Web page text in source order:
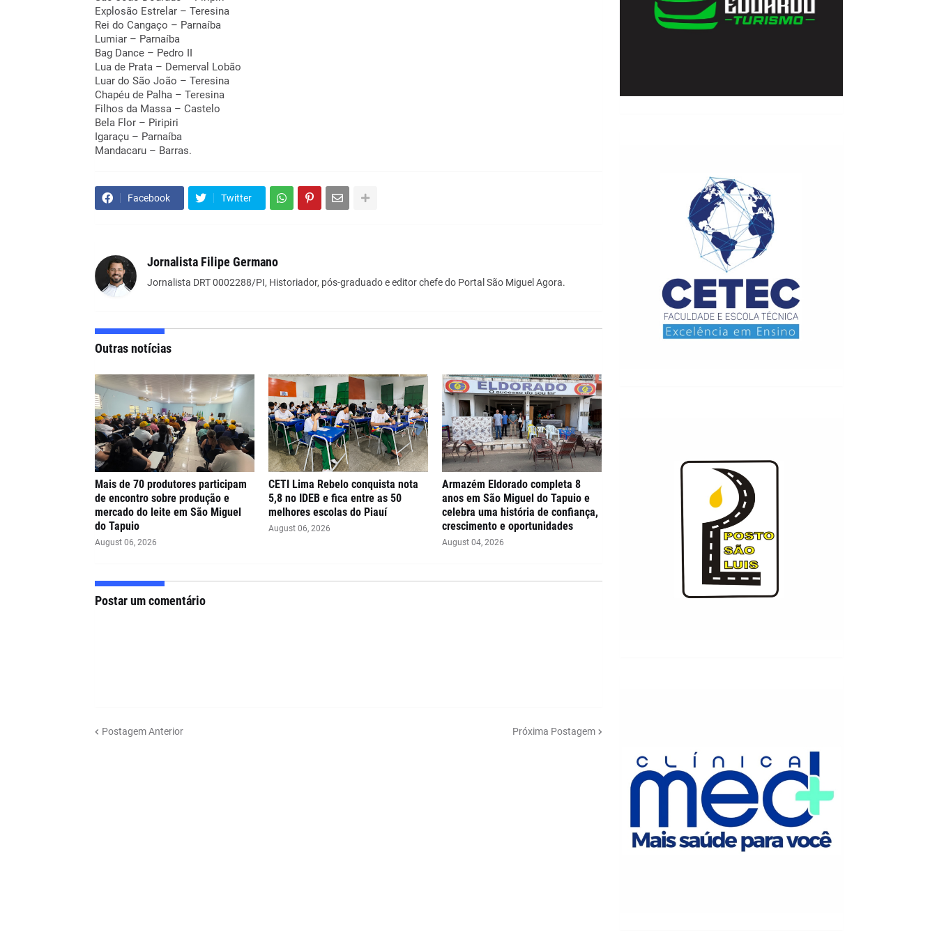
Explosão Estrelar – Teresina
Rei do Cangaço – Parnaíba
Lumiar – Parnaíba
Bag Dance – Pedro II
Lua de Prata – Demerval Lobão
Luar do São João – Teresina
Chapéu de Palha – Teresina
Filhos da Massa – Castelo
Bela Flor – Piripiri
Igaraçu – Parnaíba
Mandacaru – Barras.
Facebook Twitter
Jornalista Filipe Germano
Jornalista DRT 0002288/PI, Historiador, pós-graduado e editor chefe do Portal São Miguel Agora.
Outras notícias
Mais de 70 produtores participam
de encontro sobre produção e
mercado do leite em São Miguel
do Tapuio
August 06, 2026
CETI Lima Rebelo conquista nota
5,8 no IDEB e fica entre as 50
melhores escolas do Piauí
August 06, 2026
Armazém Eldorado completa 8
anos em São Miguel do Tapuio e
celebra uma história de confiança,
crescimento e oportunidades
August 04, 2026
Postar um comentário
Postagem Anterior Próxima Postagem